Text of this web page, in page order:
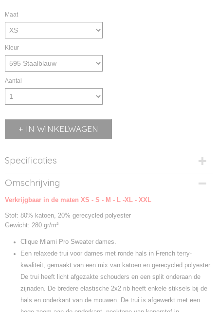
Maat
Kleur
Aantal
IN WINKELWAGEN
Specificaties
Productcode
0201052-595
Productcode leverancier
Omschrijving
Verkrijgbaar in de maten XS - S - M - L -XL - XXL
Stof: 80% katoen, 20% gerecycled polyester
Gewicht: 280 gr/m²
Clique Miami Pro Sweater dames.
Een relaxede trui voor dames met ronde hals in French terry-
kwaliteit, gemaakt van een mix van katoen en gerecycled polyester.
De trui heeft licht afgezakte schouders en een split onderaan de
zijnaden. De bredere elastische 2x2 rib heeft enkele stiksels bij de
hals en onderkant van de mouwen. De trui is afgewerkt met een